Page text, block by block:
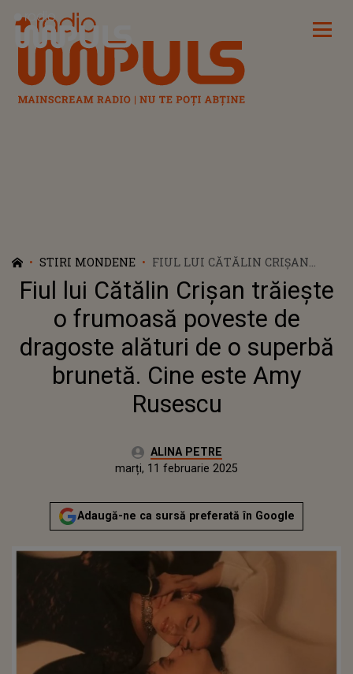
Radio Impuls
STIRI MONDENE
FIUL LUI CĂTĂLIN CRIȘAN
TRĂIEȘTE O FRUMOASĂ
POVESTE DE DRAGOSTE
ALĂTURI DE O SUPERBĂ
BRUNETĂ. CINE ESTE AMY
RUSESCU
Fiul lui Cătălin Crișan trăiește
o frumoasă poveste de
dragoste alături de o superbă
brunetă. Cine este Amy
Rusescu
Autor:ALINA PETRE
Publicat:
marți, 11 februarie 2025
Adaugă-ne ca sursă preferată în Google